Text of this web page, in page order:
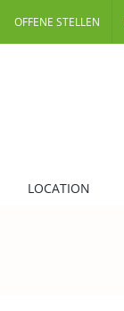
OFFENE STELLEN
LOCATION